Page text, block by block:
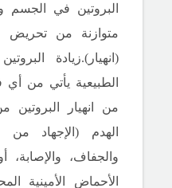
البروتين في الجسم
متوازنة من تحريض
(انهيار).زيادة
الطبيعية يأتي من أي
من انهيار
الهدم (الإجهاد من
والجفاف، والإصابة،
الأحماض الأمينية